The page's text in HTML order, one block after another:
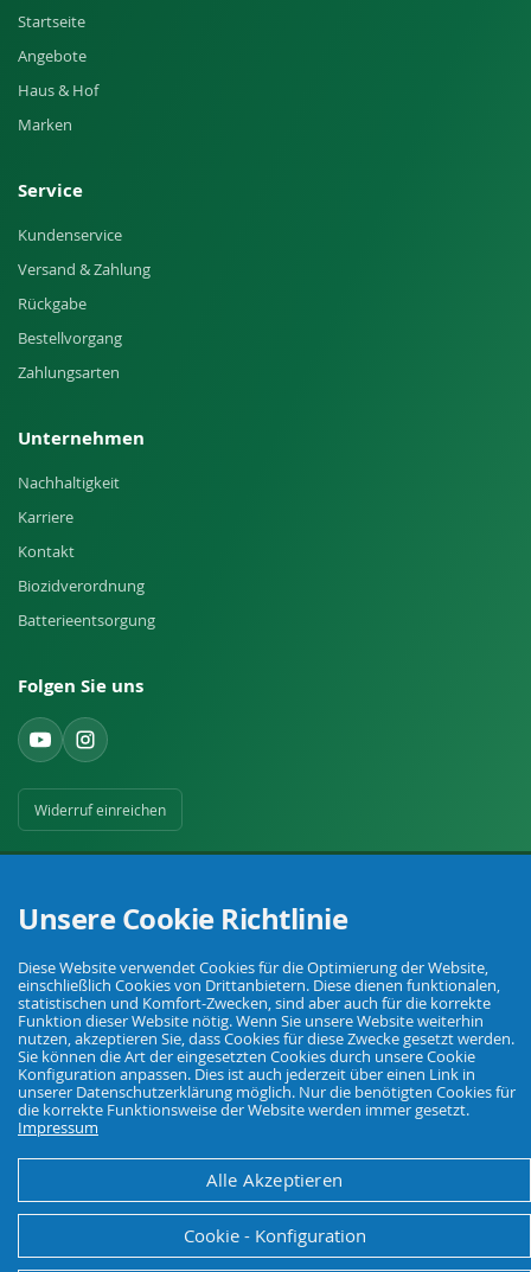
Startseite
Angebote
Haus & Hof
Marken
Service
Kundenservice
Versand & Zahlung
Rückgabe
Bestellvorgang
Zahlungsarten
Unternehmen
Nachhaltigkeit
Karriere
Kontakt
Biozidverordnung
Batterieentsorgung
Folgen Sie uns
Widerruf einreichen
Ihr Fachhandel für Landwirtschaft, Viehhaltung, Haus, Hof und Garten.
© Agrarking. Alle Rechte vorbehalten.
AGBDatenschutzWiderrufsbelehrungImpressum
Unsere Cookie Richtlinie
Diese Website verwendet Cookies für die Optimierung der Website,
einschließlich Cookies von Drittanbietern. Diese dienen funktionalen,
statistischen und Komfort-Zwecken, sind aber auch für die korrekte
Funktion dieser Website nötig. Wenn Sie unsere Website weiterhin
nutzen, akzeptieren Sie, dass Cookies für diese Zwecke gesetzt werden.
Sie können die Art der eingesetzten Cookies durch unsere Cookie
Konfiguration anpassen. Dies ist auch jederzeit über einen Link in
unserer Datenschutzerklärung möglich. Nur die benötigten Cookies für
die korrekte Funktionsweise der Website werden immer gesetzt.
Impressum
Alle Akzeptieren
Cookie - Konfiguration